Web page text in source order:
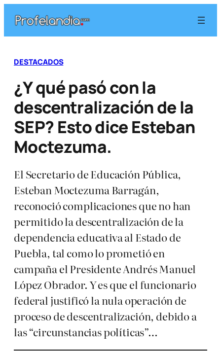
contenido
DESTACADOS
¿Y qué pasó con la
descentralización de la
SEP? Esto dice Esteban
Moctezuma.
El Secretario de Educación Pública,
Esteban Moctezuma Barragán,
reconoció complicaciones que no han
permitido la descentralización de la
dependencia educativa al Estado de
Puebla, tal como lo prometió en
campaña el Presidente Andrés Manuel
López Obrador. Y es que el funcionario
federal justificó la nula operación de
proceso de descentralización, debido a
las “circunstancias políticas”…